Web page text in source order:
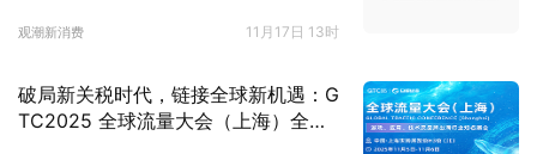
观潮新消费 11月17日 13时
破局新关税时代，链接全球新机遇：G
TC2025 全球流量大会（上海）全面